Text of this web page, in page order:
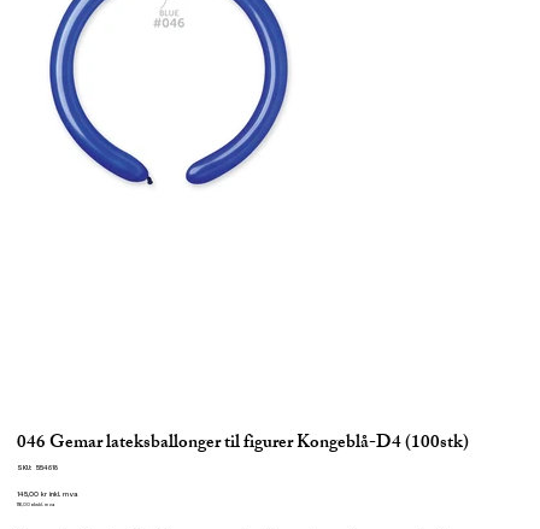
046 Gemar lateksballonger til figurer Kongeblå-D4 (100stk)
SKU:
SKU
554618
Pris
145,00 kr inkl. mva
116,00 ekskl. mva